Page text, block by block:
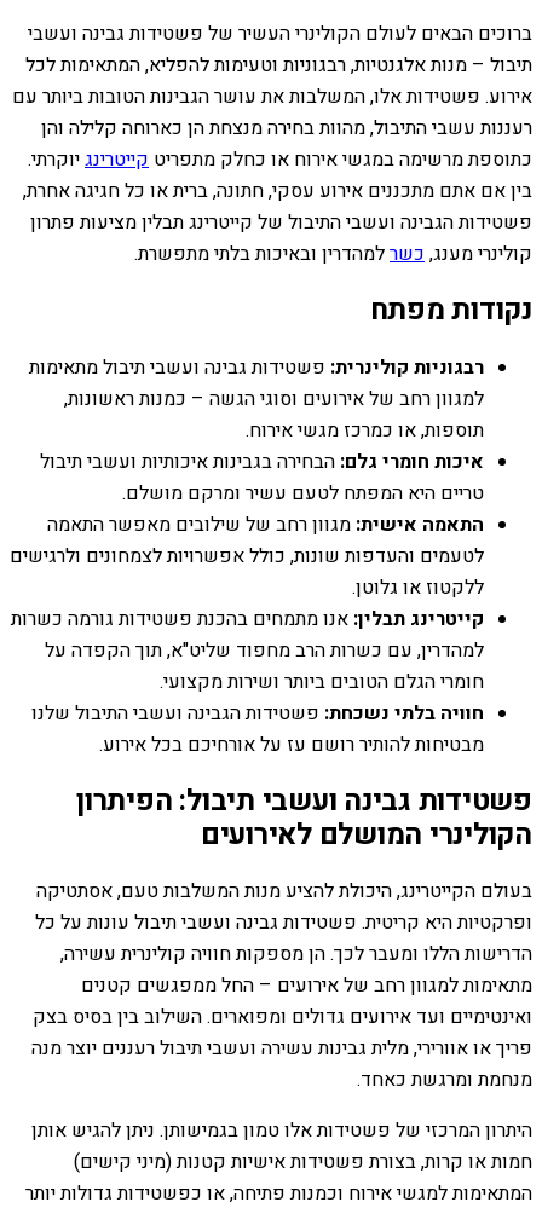
ברוכים הבאים לעולם הקולינרי העשיר של פשטידות גבינה ועשבי
תיבול – מנות אלגנטיות, רבגוניות וטעימות להפליא, המתאימות לכל
אירוע. פשטידות אלו, המשלבות את עושר הגבינות הטובות ביותר עם
רעננות עשבי התיבול, מהוות בחירה מנצחת הן כארוחה קלילה והן
כתוספת מרשימה במגשי אירוח או כחלק מתפריט קייטרינגיוקרתי.
בין אם אתם מתכננים אירוע עסקי, חתונה, ברית או כל חגיגה אחרת,
פשטידות הגבינה ועשבי התיבול של קייטרינג תבלין מציעות פתרון
קולינרי מענג,כשרלמהדרין ובאיכות בלתי מתפשרת.
נקודות מפתח
רבגוניות קולינרית: פשטידות גבינה ועשבי תיבול מתאימות
למגוון רחב של אירועים וסוגי הגשה – כמנות ראשונות,
תוספות, או כמרכז מגשי אירוח.
איכות חומרי גלם: הבחירה בגבינות איכותיות ועשבי תיבול
טריים היא המפתח לטעם עשיר ומרקם מושלם.
התאמה אישית: מגוון רחב של שילובים מאפשר התאמה
לטעמים והעדפות שונות, כולל אפשרויות לצמחונים ולרגישים
ללקטוז או גלוטן.
קייטרינג תבלין: אנו מתמחים בהכנת פשטידות גורמה כשרות
למהדרין, עם כשרות הרב מחפוד שליט"א, תוך הקפדה על
חומרי הגלם הטובים ביותר ושירות מקצועי.
חוויה בלתי נשכחת: פשטידות הגבינה ועשבי התיבול שלנו
מבטיחות להותיר רושם עז על אורחיכם בכל אירוע.
פשטידות גבינה ועשבי תיבול: הפיתרון
הקולינרי המושלם לאירועים
בעולם הקייטרינג, היכולת להציע מנות המשלבות טעם, אסתטיקה
ופרקטיות היא קריטית. פשטידות גבינה ועשבי תיבול עונות על כל
הדרישות הללו ומעבר לכך. הן מספקות חוויה קולינרית עשירה,
מתאימות למגוון רחב של אירועים – החל ממפגשים קטנים
ואינטימיים ועד אירועים גדולים ומפוארים. השילוב בין בסיס בצק
פריך או אוורירי, מלית גבינות עשירה ועשבי תיבול רעננים יוצר מנה
מנחמת ומרגשת כאחד.
היתרון המרכזי של פשטידות אלו טמון בגמישותן. ניתן להגיש אותן
חמות או קרות, בצורת פשטידות אישיות קטנות (מיני קישים)
המתאימות למגשי אירוח וכמנות פתיחה, או כפשטידות גדולות יותר